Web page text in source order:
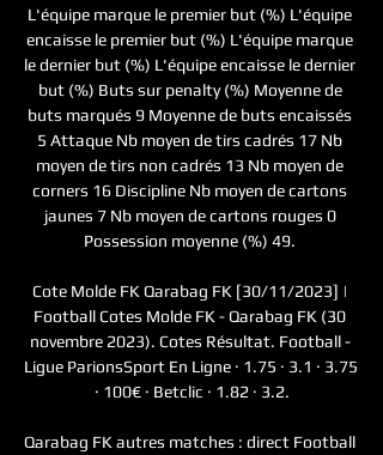
L'équipe marque le premier but (%) L'équipe
encaisse le premier but (%) L'équipe marque
le dernier but (%) L'équipe encaisse le dernier
but (%) Buts sur penalty (%) Moyenne de
buts marqués 9 Moyenne de buts encaissés
5 Attaque Nb moyen de tirs cadrés 17 Nb
moyen de tirs non cadrés 13 Nb moyen de
corners 16 Discipline Nb moyen de cartons
jaunes 7 Nb moyen de cartons rouges 0
Possession moyenne (%) 49.
Cote Molde FK Qarabag FK [30/11/2023] |
Football Cotes Molde FK - Qarabag FK (30
novembre 2023). Cotes Résultat. Football -
Ligue ParionsSport En Ligne · 1.75 · 3.1 · 3.75
· 100€ · Betclic · 1.82 · 3.2.
Qarabag FK autres matches : direct Football